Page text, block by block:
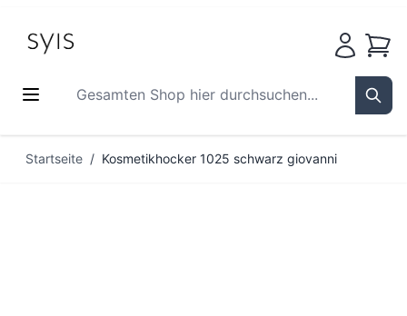
Gesamten Shop hier durchsuchen...
Startseite / Kosmetikhocker 1025 schwarz giovanni